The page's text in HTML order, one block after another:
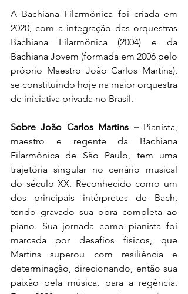
A Bachiana Filarmônica foi criada em
2020, com a integração das orquestras
Bachiana Filarmônica (2004) e da
Bachiana Jovem (formada em 2006 pelo
próprio Maestro João Carlos Martins),
se constituindo hoje na maior orquestra
de iniciativa privada no Brasil.
Sobre João Carlos Martins – Pianista,
maestro e regente da Bachiana
Filarmônica de São Paulo, tem uma
trajetória singular no cenário musical
do século XX. Reconhecido como um
dos principais intérpretes de Bach,
tendo gravado sua obra completa ao
piano. Sua jornada como pianista foi
marcada por desafios físicos, que
Martins superou com resiliência e
determinação, direcionando, então sua
paixão pela música, para a regência.